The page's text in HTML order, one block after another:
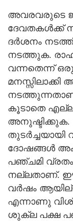
അവരവരുടെ
ദേവതകള്‍ക്ക്
ദര്‍ശനം
നടത്തുക.
വന്നതെന്ന്
കൂടാതെ
അനുഷ്ടിക്കുക.
തുടര്‍ച്ചയായി
ദോഷങ്ങള്‍
പഞ്ചമി
നല്ലതാണ്. ഈ
വർഷം
എന്നാണു
ശുക്ല പക്ഷ